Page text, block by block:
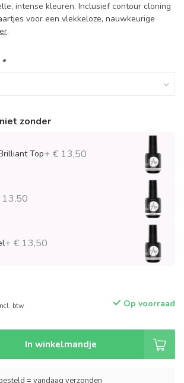
intense kleuren. Inclusief contour cloning
voor een vlekkeloze, nauwkeurige
.
*
zonder
Top+ € 13,50
13,50
+ € 13,50
btw Op voorraad
In winkelmandje
= vandaag verzonden